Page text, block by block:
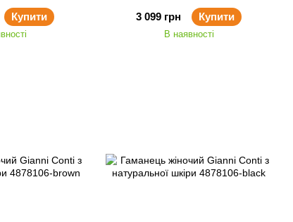
Купити
3 099 грн
Купити
В наявності